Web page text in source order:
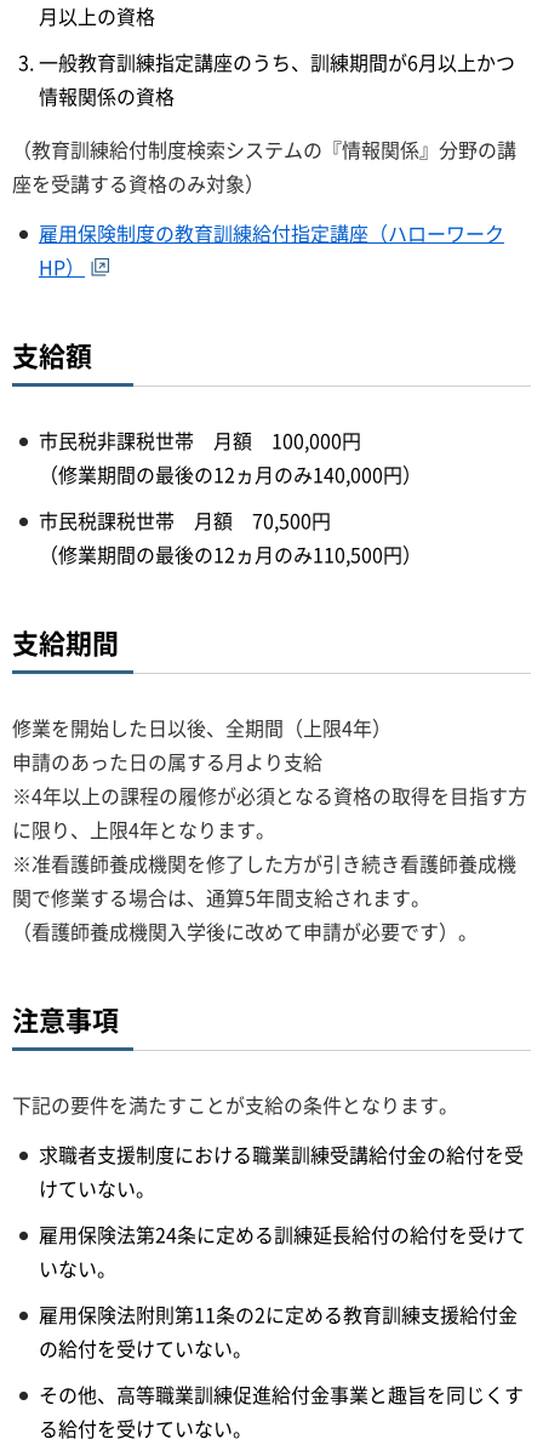
月以上の資格
一般教育訓練指定講座のうち、訓練期間が6月以上かつ
情報関係の資格
（教育訓練給付制度検索システムの『情報関係』分野の講
座を受講する資格のみ対象）
雇用保険制度の教育訓練給付指定講座（ハローワーク
HP）
支給額
市民税非課税世帯 月額 100,000円
（修業期間の最後の12ヵ月のみ140,000円）
市民税課税世帯 月額 70,500円
（修業期間の最後の12ヵ月のみ110,500円）
支給期間
修業を開始した日以後、全期間（上限4年）
申請のあった日の属する月より支給
※4年以上の課程の履修が必須となる資格の取得を目指す方
に限り、上限4年となります。
※准看護師養成機関を修了した方が引き続き看護師養成機
関で修業する場合は、通算5年間支給されます。
（看護師養成機関入学後に改めて申請が必要です）。
注意事項
下記の要件を満たすことが支給の条件となります。
求職者支援制度における職業訓練受講給付金の給付を受
けていない。
雇用保険法第24条に定める訓練延長給付の給付を受けて
いない。
雇用保険法附則第11条の2に定める教育訓練支援給付金
の給付を受けていない。
その他、高等職業訓練促進給付金事業と趣旨を同じくす
る給付を受けていない。